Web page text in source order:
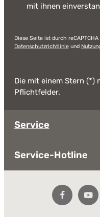
mit ihnen
Diese Seite ist durch
Datenschutzrichtlinieund
Die mit einem Stern (*)
Pflichtfelder.
Service
Service-Hotline